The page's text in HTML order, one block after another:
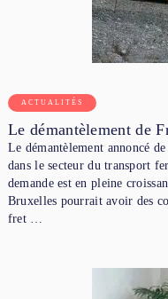
ACTUALITÉS
Le démantèlement de
Le démantèlement annoncé
dans le secteur du transport
demande est en pleine
Bruxelles pourrait avoir des
fret …